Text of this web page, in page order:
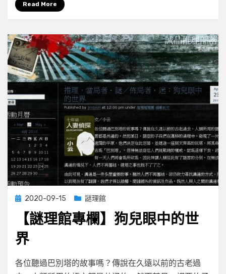
理
作
家
協
會
第
八
屆
徵
文
品
集
Read More
Posted
2020-09-15 謎理館
【謎理館專欄】狗兒眼中的世
界
by小云
Leave a commenton
【謎
各位聽過巴別塔的故事嗎？傳說在久遠以前的古老過